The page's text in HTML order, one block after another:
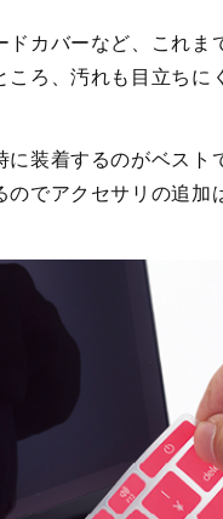
カバーなど、これま
ろ、汚れも目立ちに
に装着するのがベス
でアクセサリの追加